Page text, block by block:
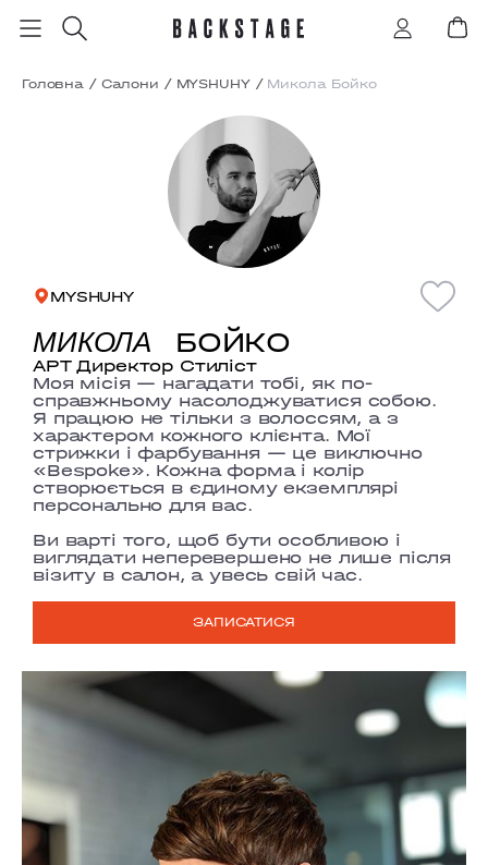
Головна / Салони / MYSHUHY / Микола Бойко
MYSHUHY
МИКОЛА БОЙКО
АРТ Директор Стиліст
Моя місія — нагадати тобі, як по-
справжньому насолоджуватися собою.
Я працюю не тільки з волоссям, а з
характером кожного клієнта. Мої
стрижки і фарбування — це виключно
«Bespoke». Кожна форма і колір
створюється в єдиному екземплярі
персонально для вас.
Ви варті того, щоб бути особливою і
виглядати неперевершено не лише після
візиту в салон, а увесь свій час.
ЗАПИСАТИСЯ